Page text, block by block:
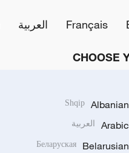
Français العربية
CHOOSE
Albanian
Shqip
Arabic العربية
Belarusian
Беларуская